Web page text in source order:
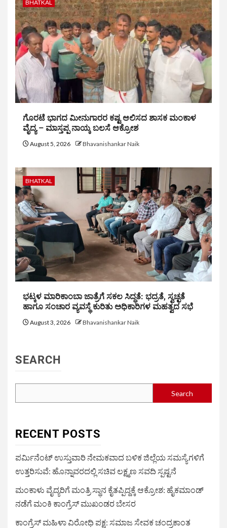
BHATKAL
ಗೊರಟೆ ಭಾಗದ ಮೀನುಗಾರರ ಕಷ್ಟ ಆಲಿಸದ ಶಾಸಕ ಮಂಕಾಳ
ವೈದ್ಯ – ಮಾಸ್ತಪ್ಪ ನಾಯ್ಕ ಬಲಸೆ ಆಕ್ರೋಶ
August 5, 2026 Bhavanishankar Naik
BHATKAL
ಭಟ್ಕಳ ಮಾರಿಕಾಂಬಾ ಜಾತ್ರೆಗೆ ಸಕಲ ಸಿದ್ಧತೆ: ಭದ್ರತೆ, ಸ್ವಚ್ಛತೆ
ಹಾಗೂ ಸಂಚಾರ ವ್ಯವಸ್ಥೆ ಕುರಿತು ಅಧಿಕಾರಿಗಳ ಮಹತ್ವದ ಸಭೆ
August 3, 2026 Bhavanishankar Naik
SEARCH
Search
RECENT POSTS
ಪರ್ಮಿನೆಂಟ್ ಉಸ್ತುವಾರಿ ನೇಮಕವಾದ ಬಳಿಕ ಜಿಲ್ಲೆಯ ಸಮಸ್ಯೆಗಳಿಗೆ
ಉತ್ತರಿಸುವೆ: ಹೊನ್ನಾವರದಲ್ಲಿ ಸಚಿವ ಲಕ್ಷ್ಮಣ ಸವದಿ ಸ್ಪಷ್ಟನೆ
ಮಂಕಾಳು ವೈದ್ಯರಿಗೆ ಮಂತ್ರಿ ಸ್ಥಾನ ಕೈತಪ್ಪಿದ್ದಕ್ಕೆ ಆಕ್ರೋಶ: ಹೈಕಮಾಂಡ್
ನಡೆಗೆ ಮಂಕಿ ಕಾಂಗ್ರೆಸ್ ಮುಖಂಡರ ಬೇಸರ
ಕಾಂಗ್ರೆಸ್ ಮಹಿಳಾ ವಿರೋಧಿ ಪಕ್ಷ: ಸಮಾಜ ಸೇವಕ ಚಂದ್ರಕಾಂತ